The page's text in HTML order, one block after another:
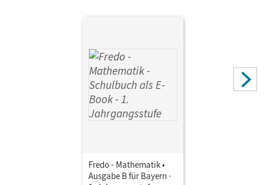
Fredo - Mathematik •
Ausgabe B für Bayern ·